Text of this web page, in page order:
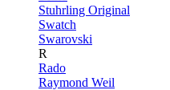
Stuhrling Original
Swatch
Swarovski
R
Rado
Raymond Weil